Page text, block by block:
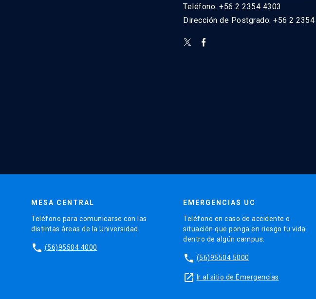
Teléfono: +56 2 2354 4303
Dirección de Postgrado: +56 2 2354
MESA CENTRAL
Teléfono para comunicarse con las
distintas áreas de la Universidad.
phone (56)95504 4000
EMERGENCIAS UC
Teléfono en caso de accidente o
situación que ponga en riesgo tu vida
dentro de algún campus.
phone (56)95504 5000
launch Ir al sitio de Emergencias